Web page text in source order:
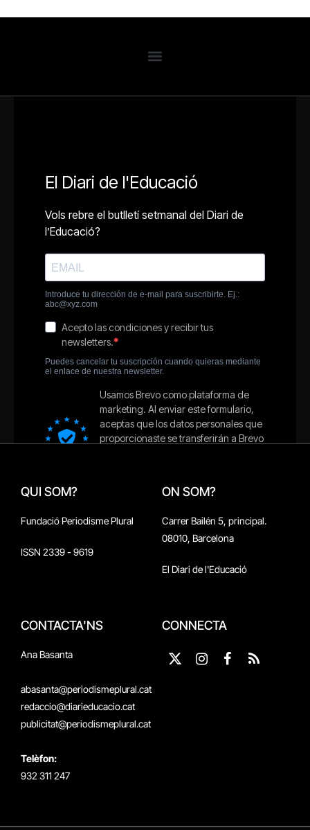
QUI SOM?
Fundació Periodisme Plural
ISSN 2339 - 9619
ON SOM?
Carrer Bailén 5, principal.
08010, Barcelona
El Diari de l'Educació
CONTACTA'NS
Ana Basanta
abasanta@periodismeplural.cat
redaccio@diarieducacio.cat
publicitat@periodismeplural.cat
Telèfon:
932 311 247
CONNECTA
X
Instagram
Facebook
RSS